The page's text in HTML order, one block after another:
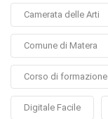
Camerata delle Arti
Comune di Matera
Corso di formazione
Digitale Facile